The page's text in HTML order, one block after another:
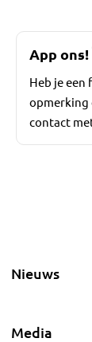
App ons!
Heb je een
opmerking
contact
Nieuws
Media